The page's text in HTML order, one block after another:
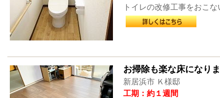
トイレの改修工事をおこ
お掃除も楽な床になり
新居浜市 Ｋ様邸
工期：約１週間